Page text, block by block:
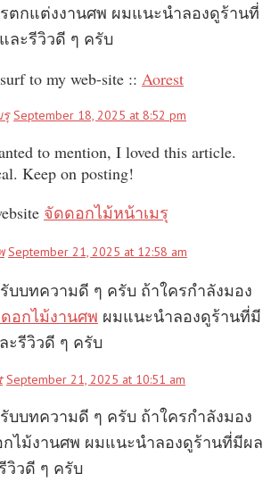
ตกแต่งงานศพ ผมแนะนำลองดูร้านที่
ละรีวิวดี ๆ ครับ
to my web-site :: Aorest
รุ September 18, 2025 at 8:52 pm
to mention, I loved this article.
Keep on posting!
จัดดอกไม้หน้าเมรุ
September 21, 2025 at 12:58 am
บทความดี ๆ ครับ ถ้าใครกำลังมอง
อกไม้งานศพ ผมแนะนำลองดูร้านที่มี
ะรีวิวดี ๆ ครับ
September 21, 2025 at 10:51 am
บทความดี ๆ ครับ ถ้าใครกำลังมอง
ไม้งานศพ ผมแนะนำลองดูร้านที่มีผล
วิวดี ๆ ครับ